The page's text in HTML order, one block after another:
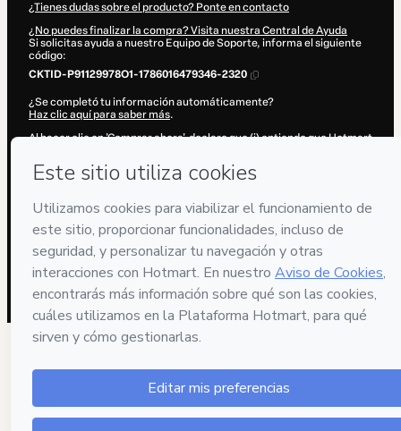
¿Tienes dudas sobre el producto? Ponte en contacto
¿No puedes finalizar la compra? Visita nuestra Central de Ayuda
Si solicitas ayuda a nuestro Equipo de Soporte, informa el siguiente
código:
CKTID-P91129978O1-1786016479346-2320
¿Se completó tu información automáticamente?
Haz clic aquí para saber más.
Al hacer clic en 'Comprar ahora', declaro que (i) entiendo que Hotmart
no tiene responsabilidad por el contenido y/o control sobre él; (ii)
acepto los Términos de Uso de Hotmart, Políticas de Privacidad
acompañado por un tutor legal.
Más información sobre tu compra
aquí
Hotmart ©2026 - Todos los derechos reservados
2026-08-06T11:41:21.024Z REF.